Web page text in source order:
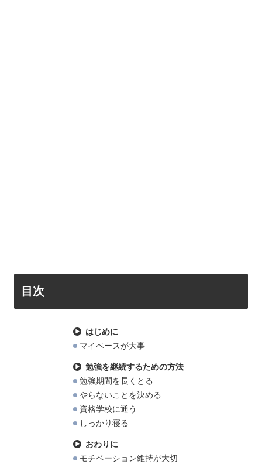
目次
はじめに
マイペースが大事
勉強を継続するための方法
勉強期間を長くとる
やらないことを決める
資格学校に通う
しっかり寝る
おわりに
モチベーション維持が大切